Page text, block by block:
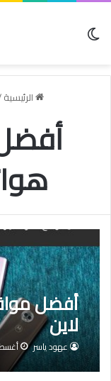
الرئيسية
أفضل
لاين
عهود ياسر أغسطس